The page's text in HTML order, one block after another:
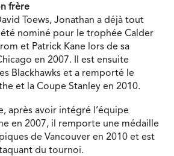
frère
Toews, Jonathan a déjà tout
été nominé pour le trophée Calder
et Patrick Kane lors de sa
en 2007. Il est ensuite
Blackhawks et a remporté le
et la Coupe Stanley en 2010.
après avoir intégré l’équipe
en 2007, il remporte une médaille
de Vancouver en 2010 et est
du tournoi.